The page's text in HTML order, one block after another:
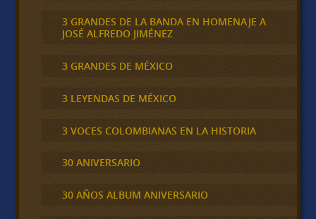
3 GRANDES DE LA BANDA EN HOMENAJE A
JOSÉ ALFREDO JIMÉNEZ
3 GRANDES DE MÉXICO
3 LEYENDAS DE MÉXICO
3 VOCES COLOMBIANAS EN LA HISTORIA
30 ANIVERSARIO
30 AÑOS ALBUM ANIVERSARIO